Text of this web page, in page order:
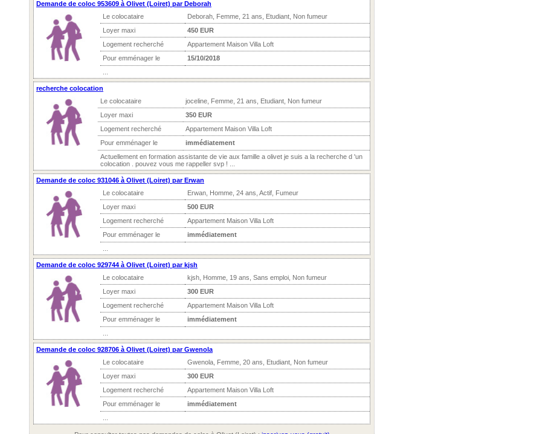
Demande de coloc 953609 à Olivet (Loiret) par Deborah
Le colocataire
Deborah, Femme, 21 ans, Etudiant, Non fumeur
Loyer maxi
450 EUR
Logement recherché
Appartement Maison Villa Loft
Pour emménager le
15/10/2018
recherche colocation
Le colocataire
joceline, Femme, 21 ans, Etudiant, Non fumeur
Loyer maxi
350 EUR
Logement recherché
Appartement Maison Villa Loft
Pour emménager le
immédiatement
Actuellement en formation assistante de vie aux famille a olivet je suis a la recherche d 'un
colocation . pouvez vous me rappeller svp ! ...
Demande de coloc 931046 à Olivet (Loiret) par Erwan
Le colocataire
Erwan, Homme, 24 ans, Actif, Fumeur
Loyer maxi
500 EUR
Logement recherché
Appartement Maison Villa Loft
Pour emménager le
immédiatement
Demande de coloc 929744 à Olivet (Loiret) par kjsh
Le colocataire
kjsh, Homme, 19 ans, Sans emploi, Non fumeur
Loyer maxi
300 EUR
Logement recherché
Appartement Maison Villa Loft
Pour emménager le
immédiatement
Demande de coloc 928706 à Olivet (Loiret) par Gwenola
Le colocataire
Gwenola, Femme, 20 ans, Etudiant, Non fumeur
Loyer maxi
300 EUR
Logement recherché
Appartement Maison Villa Loft
Pour emménager le
immédiatement